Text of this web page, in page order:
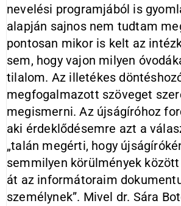
nevelési programjából is
alapján sajnos nem tudtam
pontosan mikor is kelt az
sem, hogy vajon milyen
tilalom. Az illetékes
megfogalmazott szöveget
megismerni. Az újságíróhoz
aki érdeklődésemre azt a
„talán megérti, hogy
semmilyen körülmények
át az informátoraim
személynek”. Mivel dr. Sára